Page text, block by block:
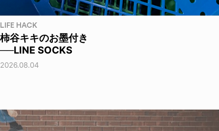
LIFE HACK
柿谷キキのお墨付き
──LINE SOCKS
2026.08.04